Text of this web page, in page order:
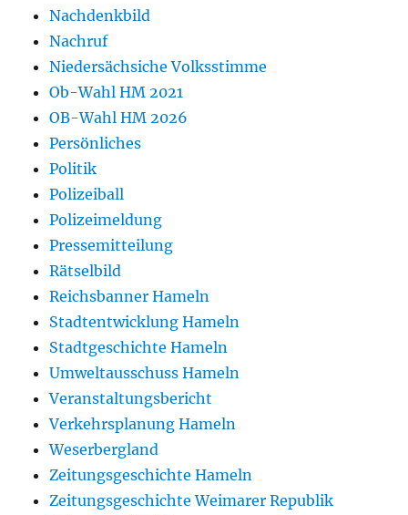
Nachdenkbild
Nachruf
Niedersächsiche Volksstimme
Ob-Wahl HM 2021
OB-Wahl HM 2026
Persönliches
Politik
Polizeiball
Polizeimeldung
Pressemitteilung
Rätselbild
Reichsbanner Hameln
Stadtentwicklung Hameln
Stadtgeschichte Hameln
Umweltausschuss Hameln
Veranstaltungsbericht
Verkehrsplanung Hameln
Weserbergland
Zeitungsgeschichte Hameln
Zeitungsgeschichte Weimarer Republik